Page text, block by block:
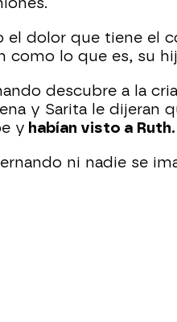
el dolor que tiene el
como lo que es, su
descubre a la
y Sarita le dijeran
y habían visto a Ruth.
ni nadie se